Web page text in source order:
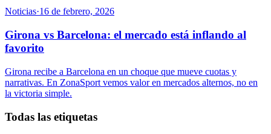
Noticias·16 de febrero, 2026
Girona vs Barcelona: el mercado está inflando al
favorito
Girona recibe a Barcelona en un choque que mueve cuotas y
narrativas. En ZonaSport vemos valor en mercados alternos, no en
la victoria simple.
Todas las etiquetas